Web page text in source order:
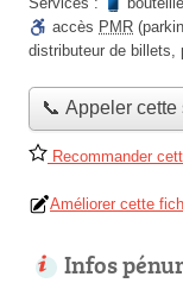
accès PMR
distributeur de billets,
📞 Appeler
Recommander
Améliorer cette
Infos